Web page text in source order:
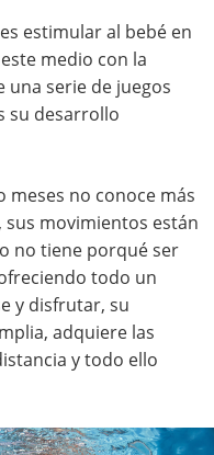
estimular al bebé en
medio con la
una serie de juegos
su desarrollo
meses no conoce más
movimientos están
no tiene porqué ser
todo un
y disfrutar, su
adquiere las
y todo ello